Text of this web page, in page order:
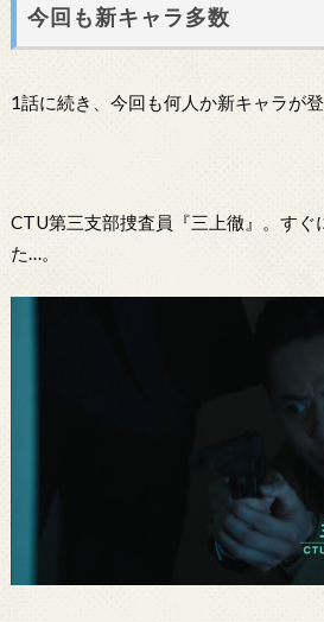
今回も新キャラ多数
1話に続き、今回も何人か新キャラが登
CTU第三支部捜査員『三上徹』。すぐ
た…。